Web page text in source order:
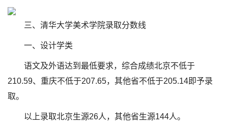
三、清华大学美术学院录取分数线
一、设计学类
语文及外语达到最低要求，综合成绩北京不低于
210.59、重庆不低于207.65，其他省不低于205.14即予录
取。
以上录取北京生源26人，其他省生源144人。